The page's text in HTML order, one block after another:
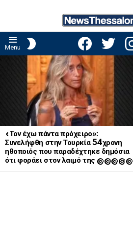
Menu
facebooktwitter
«Τον έχω πάντα πρόχειρο»:
Συνελήφθη στην Τουρκία 54χρονη
ηθοποιός που παραδέχτηκε δημόσια
ότι φοράει στον λαιμό της @@@@@